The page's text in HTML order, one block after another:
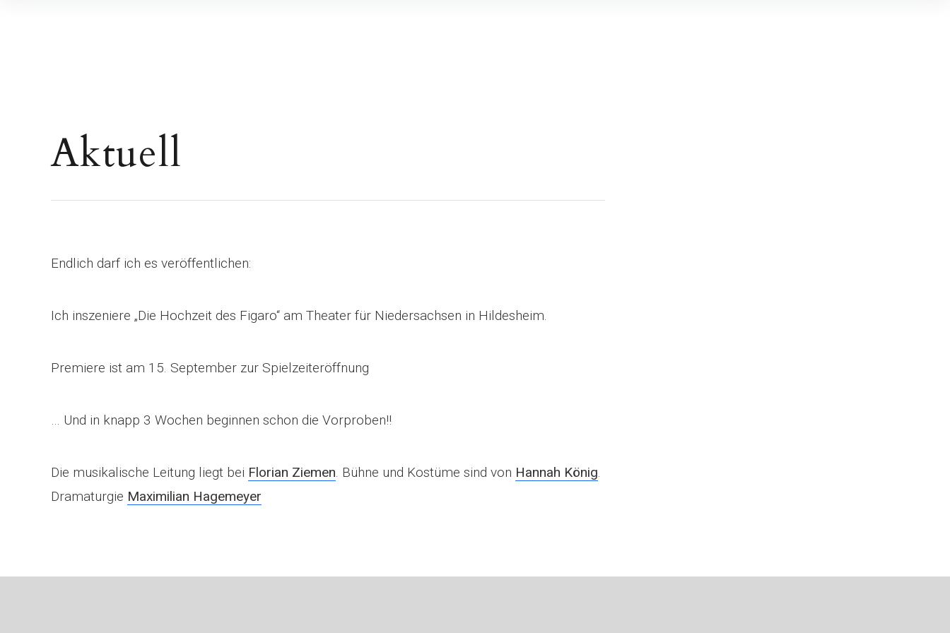
Aktuell
Endlich darf ich es veröffentlichen:
Ich inszeniere „Die Hochzeit des Figaro“ am Theater für Niedersachsen in Hildesheim.
Premiere ist am 15. September zur Spielzeiteröffnung
… Und in knapp 3 Wochen beginnen schon die Vorproben!!
Die musikalische Leitung liegt bei Florian Ziemen. Bühne und Kostüme sind von Hannah König.
Dramaturgie Maximilian Hagemeyer